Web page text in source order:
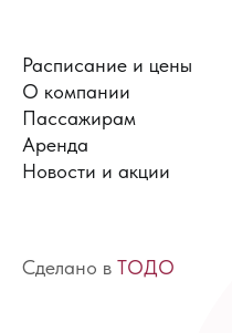
Расписание и цены
О компании
Пассажирам
Аренда
Новости и акции
Сделано в ТОДО